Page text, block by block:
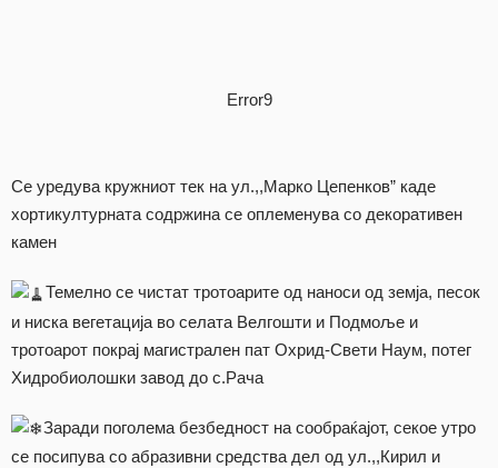
Error9
Се уредува кружниот тек на ул.,,Марко Цепенков” каде
хортикултурната содржина се оплеменува со декоративен
камен
Темелно се чистат тротоарите од наноси од земја, песок
и ниска вегетација во селата Велгошти и Подмоље и
тротоарот покрај магистрален пат Охрид-Свети Наум, потег
Хидробиолошки завод до с.Рача
Заради поголема безбедност на сообраќајот, секое утро
се посипува со абразивни средства дел од ул.,,Кирил и